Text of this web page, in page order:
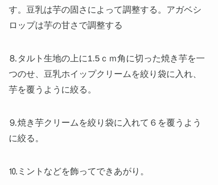
す。豆乳は芋の固さによって調整する。アガベシ
ロップは芋の甘さで調整する
⒏タルト生地の上に1.5ｃｍ角に切った焼き芋を一
つのせ、豆乳ホイップクリームを絞り袋に入れ、
芋を覆うように絞る。
⒐焼き芋クリームを絞り袋に入れて６を覆うよう
に絞る。
⒑ミントなどを飾ってできあがり。